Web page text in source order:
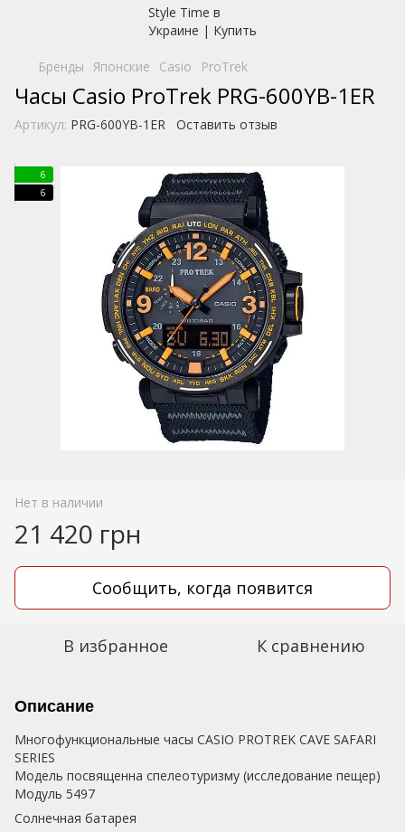
Бренды Японские Casio ProTrek
Часы Casio ProTrek PRG-600YB-1ER
Артикул: PRG-600YB-1ER Оставить отзыв
6
6
Нет в наличии
21 420 грн
Сообщить, когда появится
В избранное К сравнению
Описание
Многофункциональные часы CASIO PROTREK CAVE SAFARI
SERIES
Модель посвященна спелеотуризму (исследование пещер)
Модуль 5497
Солнечная батарея